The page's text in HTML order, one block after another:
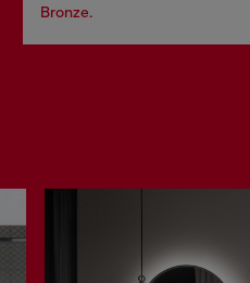
Bronze.